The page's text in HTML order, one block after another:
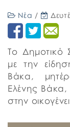
Νέα /
Το Δημοτικό
με την
Βάκα,
Ελένης Βάκα,
στην